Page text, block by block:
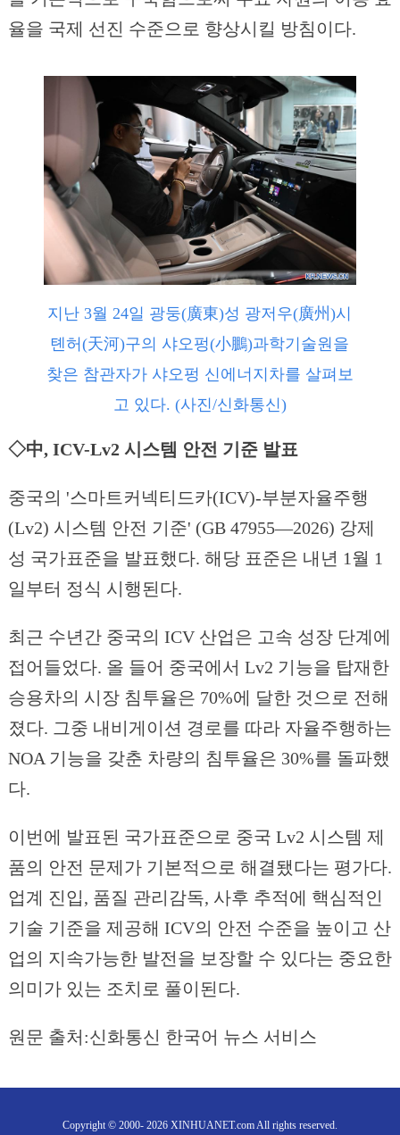
율을 국제 선진 수준으로 향상시킬 방침이다.
지난 3월 24일 광둥(廣東)성 광저우(廣州)시
톈허(天河)구의 샤오펑(小鵬)과학기술원을
찾은 참관자가 샤오펑 신에너지차를 살펴보
고 있다. (사진/신화통신)
◇中, ICV-Lv2 시스템 안전 기준 발표
중국의 '스마트커넥티드카(ICV)-부분자율주행
(Lv2) 시스템 안전 기준' (GB 47955—2026) 강제
성 국가표준을 발표했다. 해당 표준은 내년 1월 1
일부터 정식 시행된다.
최근 수년간 중국의 ICV 산업은 고속 성장 단계에
접어들었다. 올 들어 중국에서 Lv2 기능을 탑재한
승용차의 시장 침투율은 70%에 달한 것으로 전해
졌다. 그중 내비게이션 경로를 따라 자율주행하는
NOA 기능을 갖춘 차량의 침투율은 30%를 돌파했
다.
이번에 발표된 국가표준으로 중국 Lv2 시스템 제
품의 안전 문제가 기본적으로 해결됐다는 평가다.
업계 진입, 품질 관리감독, 사후 추적에 핵심적인
기술 기준을 제공해 ICV의 안전 수준을 높이고 산
업의 지속가능한 발전을 보장할 수 있다는 중요한
의미가 있는 조치로 풀이된다.
원문 출처:신화통신 한국어 뉴스 서비스
Copyright © 2000- 2026 XINHUANET.com All rights reserved.